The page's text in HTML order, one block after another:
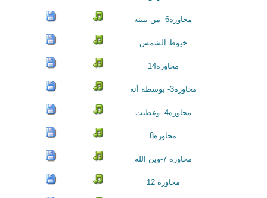
محاوره6- من يبينه
خيوط الشمس
محاوره14
محاوره3- بوسطه أنه
محاوره4- وغطيت
محاوره8
محاوره 7-وين الله
محاوره 12